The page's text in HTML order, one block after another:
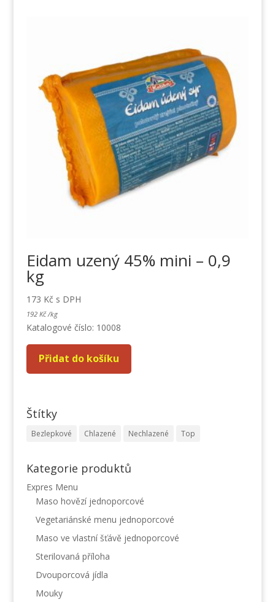
Eidam uzený 45% mini – 0,9
kg
173 Kč s DPH
192 Kč /kg
Katalogové číslo: 10008
Přidat do košíku
Štítky
Bezlepkové Chlazené Nechlazené Top
Kategorie produktů
Expres Menu
Maso hovězí jednoporcové
Vegetariánské menu jednoporcové
Maso ve vlastní šťávě jednoporcové
Sterilovaná příloha
Dvouporcová jídla
Mouky